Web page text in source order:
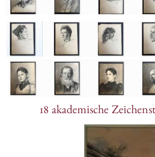
18 akademische